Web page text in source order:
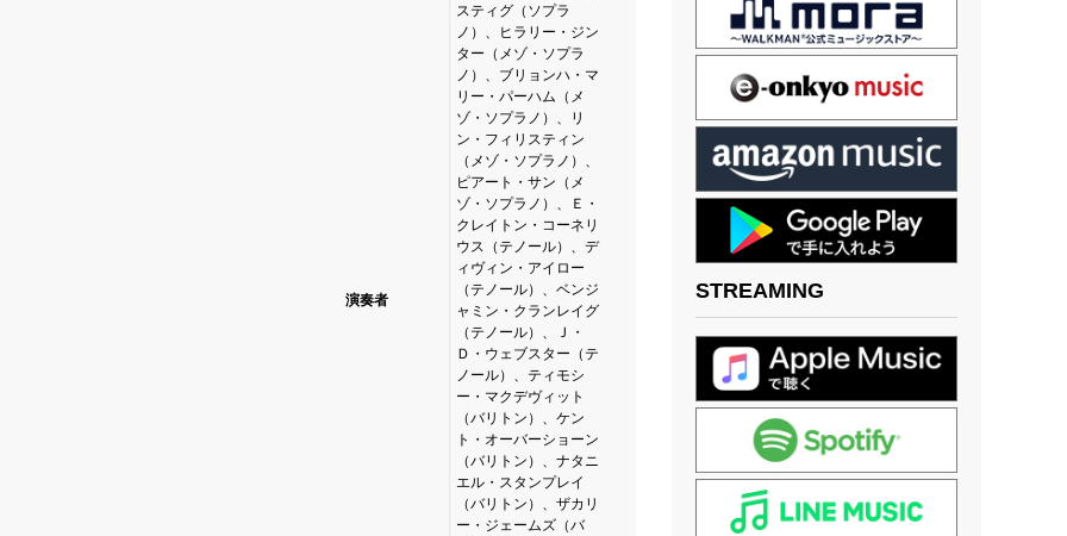
演奏者
スティグ（ソプラ
ノ）、ヒラリー・ジン
ター（メゾ・ソプラ
ノ）、ブリョンハ・マ
リー・パーハム（メ
ゾ・ソプラノ）、リ
ン・フィリスティン
（メゾ・ソプラノ）、
ピアート・サン（メ
ゾ・ソプラノ）、Ｅ・
クレイトン・コーネリ
ウス（テノール）、デ
ィヴィン・アイロー
（テノール）、ベンジ
ャミン・クランレイグ
（テノール）、Ｊ・
Ｄ・ウェブスター（テ
ノール）、ティモシ
ー・マクデヴィット
（バリトン）、ケン
ト・オーバーショーン
（バリトン）、ナタニ
エル・スタンプレイ
（バリトン）、ザカリ
ー・ジェームズ（バ
STREAMING